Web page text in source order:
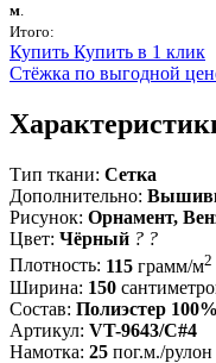
м.
Итого:
Купить Купить в 1 клик
Стёжка по выгодной
Тип ткани: Сетка
Дополнительно:
Рисунок: Орнамент,
Цвет: Чёрный ? ?
Плотность: 115 грамм/м2
Ширина: 150
Состав: Полиэстер 100%
Артикул: VT-9643/C#4
Намотка: 25 пог.м./рулон